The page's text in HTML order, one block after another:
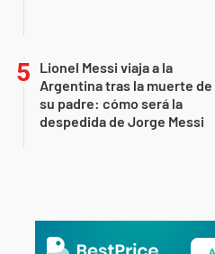
Lionel Messi viaja a la
Argentina tras la muerte de
su padre: cómo será la
despedida de Jorge Messi